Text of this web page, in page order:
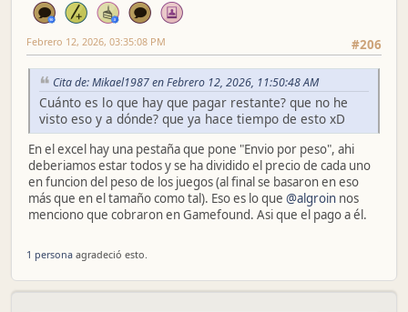
#206
Febrero 12, 2026, 03:35:08 PM
Cita de: Mikael1987 en Febrero 12, 2026, 11:50:48 AM
Cuánto es lo que hay que pagar restante? que no he
visto eso y a dónde? que ya hace tiempo de esto xD
En el excel hay una pestaña que pone "Envio por peso", ahi
deberiamos estar todos y se ha dividido el precio de cada uno
en funcion del peso de los juegos (al final se basaron en eso
más que en el tamaño como tal). Eso es lo que @algroin nos
menciono que cobraron en Gamefound. Asi que el pago a él.
1 persona agradeció esto.